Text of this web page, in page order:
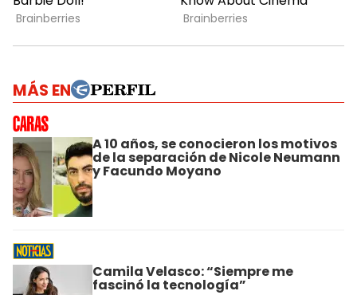
MÁS EN
A 10 años, se conocieron los motivos
de la separación de Nicole Neumann
y Facundo Moyano
Camila Velasco: “Siempre me
fascinó la tecnología”